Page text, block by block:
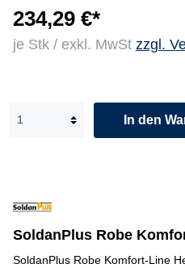
z
234,29 €*
je Stk / exkl. MwSt zzgl.
In den
SoldanPlus Robe
SoldanPlus Robe Komfort-Line